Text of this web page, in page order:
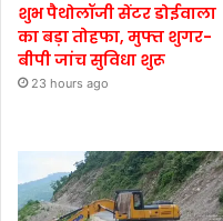
शुभ पैथोलॉजी सेंटर डोईवाला
का बड़ा तोहफा, मुफ्त शुगर-
बीपी जांच सुविधा शुरू
23 hours ago